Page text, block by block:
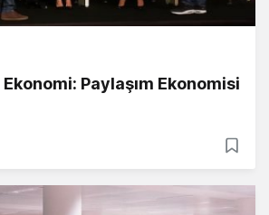
Paylaşım Ekonomisi